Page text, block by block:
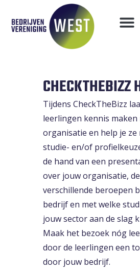
CHECKTHEBIZZ
Tijdens CheckTheBizz
leerlingen kennis
organisatie en help je ze
studie- en/of
de hand van een
over jouw organisatie, de
verschillende beroepen
bedrijf en met welke
jouw sector aan de slag
Maak het bezoek nóg
door de leerlingen een
door jouw bedrijf.